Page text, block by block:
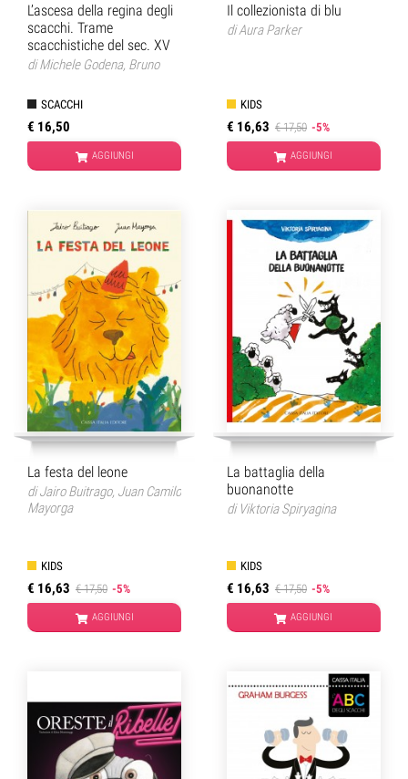
L’ascesa della regina degli
scacchi. Trame
scacchistiche del sec. XV
diMichele Godena, Bruno
SCACCHI
€ 16,50
AGGIUNGI
Il collezionista di blu
diAura Parker
KIDS
€ 16,63 € 17,50 -5%
AGGIUNGI
La festa del leone
diJairo Buitrago, Juan Camilo
Mayorga
KIDS
€ 16,63 € 17,50 -5%
AGGIUNGI
La battaglia della
buonanotte
di Viktoria Spiryagina
KIDS
€ 16,63 € 17,50 -5%
AGGIUNGI